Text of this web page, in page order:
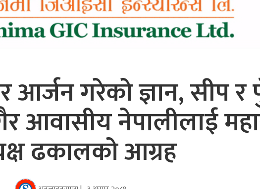
गरेको ज्ञान, सीप र
आवासीय नेपालीलाई
ढकालको आग्रह